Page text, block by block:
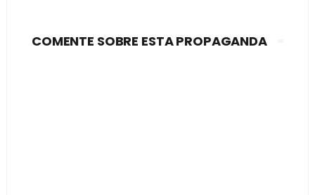
COMENTE SOBRE ESTA PROPAGANDA